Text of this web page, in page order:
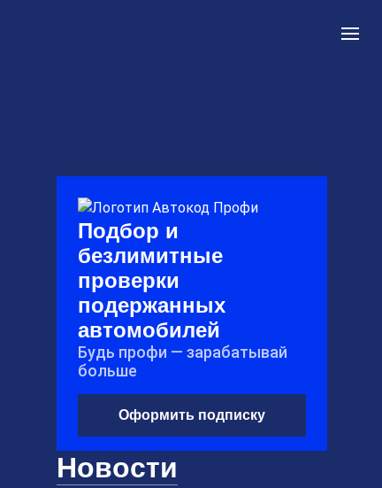
Подбор и
безлимитные
проверки
подержанных
автомобилей
Будь профи — зарабатывай
больше
Оформить подписку
Новости